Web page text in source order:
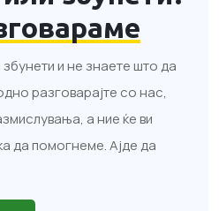
и не знаете што да
разговарајте со нас,
а ние ќе ви
да помогнеме. Ајде да